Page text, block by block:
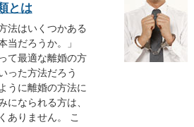
とは
法はいくつかある
当だろうか。」
て最適な離婚の方
った方法だろう
うに離婚の方法に
になられる方は、
ありません。 こ